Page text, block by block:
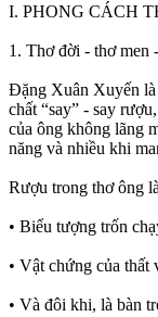
I. PHONG CÁCH
1. Thơ đời - thơ men
Đặng Xuân Xuyến là
chất “say” - say
của ông không lãng
năng và nhiều khi
Rượu trong thơ ông
• Biểu tượng trốn
• Vật chứng của thất
• Và đôi khi, là bàn